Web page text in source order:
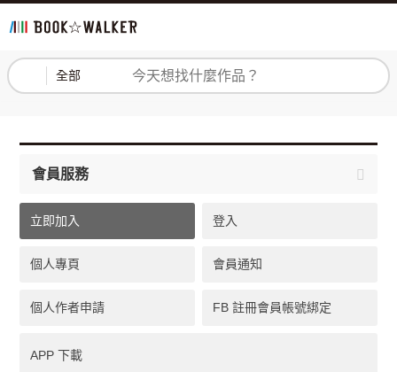
全部 登入 註冊
會員服務
立即加入 登入
個人專頁 會員通知
個人作者申請 FB 註冊會員帳號綁定
APP 下載